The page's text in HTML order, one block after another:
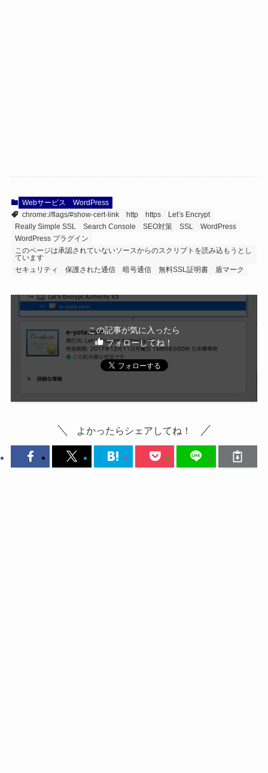
Webサービス
WordPress
chrome://flags/#show-cert-link
http https
Let’s Encrypt
Really Simple SSL
Search Console SEO対策 SSL
WordPress
WordPress プラグイン
このページは承認されていないソースからのスクリプトを読み込もうとし
ています
セキュリティ
保護された通信 暗号通信 無料SSL証明書 盾マーク
この記事が気に入ったら
フォローしてね！
よかったらシェアしてね！